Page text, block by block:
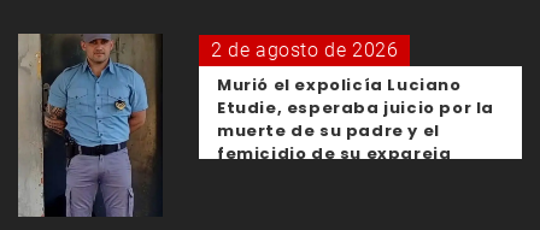
2 de agosto de 2026
Murió el expolicía Luciano
Etudie, esperaba juicio por la
muerte de su padre y el
femicidio de su expareja